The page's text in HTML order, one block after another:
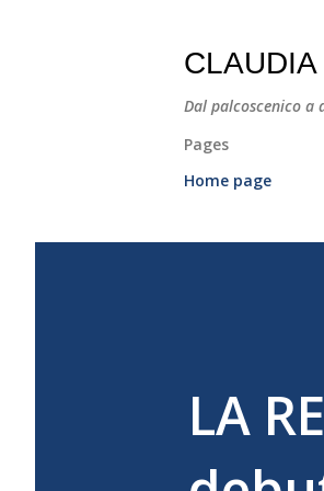
Dal palcoscenico a
Pages
Home page
LA